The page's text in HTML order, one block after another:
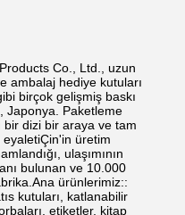
Co., Ltd., uzun
ambalaj hediye kutuları
birçok gelişmiş baskı
Japonya. Paketleme
bir dizi bir araya ve tam
üretim
ulaşımının
bulunan ve 10.000
ürünlerimiz::
kutuları, katlanabilir
etiketler, kitap